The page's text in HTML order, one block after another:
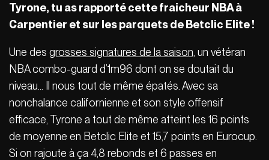
Tyrone, tu as rapporté cette fraicheur NBA à
Carpentier et sur les parquets de Betclic Elite !
Une des grosses signatures de la saison , un vétéran
NBA combo-guard d’1m96 dont on se doutait du
niveau… Il nous tout de même épatés. Avec sa
nonchalance californienne et son style offensif
efficace, Tyrone a tout de même atteint les 16 points
de moyenne en Betclic Elite et 15,7 points en Eurocup.
Si on rajoute à ça 4,8 rebonds et 6 passes en